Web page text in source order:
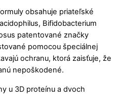
obsahuje priateľské
Bifidobacterium
patentované značky
pomocou špeciálnej
ochranu, ktorá zaisťuje, že
nepoškodené.
u 3D proteínu a dvoch